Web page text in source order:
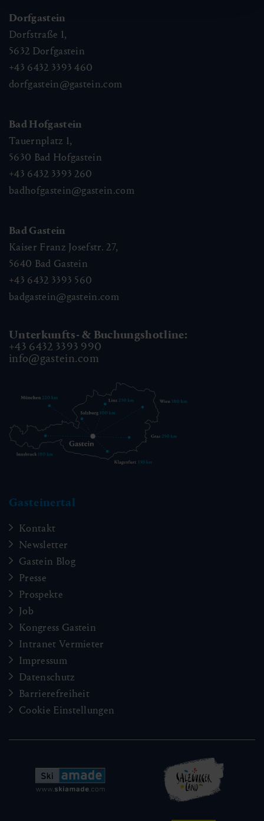
Dorfgastein
Dorfstraße 1,
5632 Dorfgastein
+43 6432 3393 460
dorfgastein@gastein.com
Bad Hofgastein
Tauernplatz 1,
5630 Bad Hofgastein
+43 6432 3393 260
badhofgastein@gastein.com
Bad Gastein
Kaiser Franz Josefstr. 27,
5640 Bad Gastein
+43 6432 3393 560
badgastein@gastein.com
Unterkunfts- & Buchungshotline:
+43 6432 3393 990
info@gastein.com
Gasteinertal
Kontakt
Newsletter
Gastein Blog
Presse
Prospekte
Job
Kongress Gastein
Intranet Vermieter
Impressum
Datenschutz
Barrierefreiheit
Cookie Einstellungen